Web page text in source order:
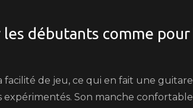
débutants comme
facilité de jeu, ce qui en fait une
expérimentés. Son manche